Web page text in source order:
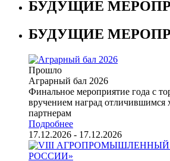
БУДУЩИЕ
БУДУЩИЕ
Прошло
Аграрный бал 2026
Финальное мероприятие года с
вручением наград отличившимся
партнерам
Подробнее
17.12.2026 - 17.12.2026